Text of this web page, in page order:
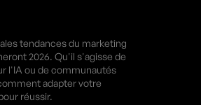
tendances du marketing
2026. Qu'il s'agisse de
l'IA ou de communautés
adapter votre
réussir.